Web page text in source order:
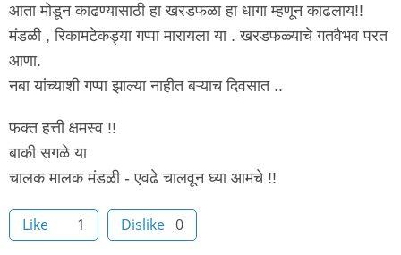
आता मोडून काढण्यासाठी हा खरडफळा हा धागा म्हणून काढलाय!!
मंडळी , रिकामटेकड्या गप्पा मारायला या . खरडफळ्याचे गतवैभव परत
आणा.
नबा यांच्याशी गप्पा झाल्या नाहीत बऱ्याच दिवसात ..
फक्त हत्ती क्षमस्व !!
बाकी सगळे या
चालक मालक मंडळी - एवढे चालवून घ्या आमचे !!
Like 1 Dislike 0